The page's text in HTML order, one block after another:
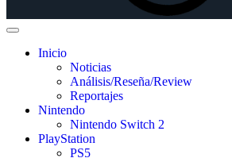
Inicio
Noticias
Análisis/Reseña/Review
Reportajes
Nintendo
Nintendo Switch 2
PlayStation
PS5